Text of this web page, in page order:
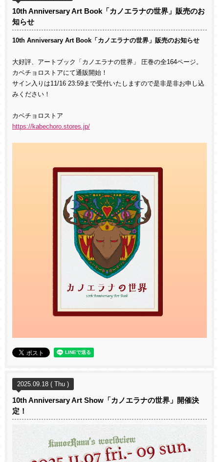
10th Anniversary Art Book「カノエラナの世界」販売のお
知らせ
10th Anniversary Art Book「カノエラナの世界」販売のお知らせ
大好評、アートブック「カノエラナの世界」 圧巻の全164ページ。
カベチョロストアにて通販開始！
サイン入りは11/16 23:59まで受付いたしますので是非是非お申し込
みください！
カベチョロストア
https://kabechoro.stores.jp/
2025.09.18 ( Thu )
10th Anniversary Art Show「カノエラナの世界」開催決
定！